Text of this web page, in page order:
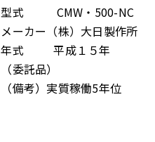
型式 CMW・500-NC
メーカー（株）大日製作所
年式 平成１５年
（委託品）
（備考）実質稼働5年位